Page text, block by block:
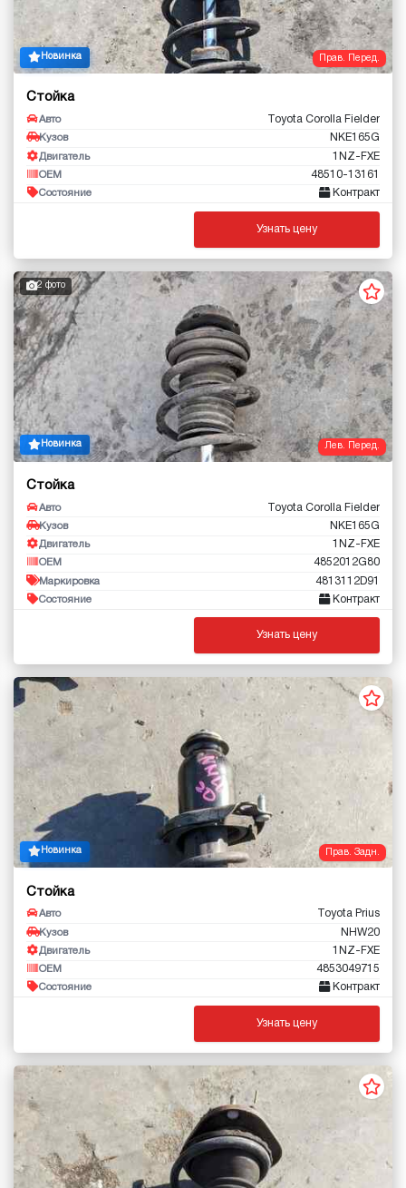
Прав. Перед.
Новинка
Стойка
Авто Toyota Corolla Fielder
Кузов NKE165G
Двигатель 1NZ-FXE
OEM 48510-13161
Состояние Контракт
Узнать цену
Лев. Перед.
2 фото
Новинка
Стойка
Авто Toyota Corolla Fielder
Кузов NKE165G
Двигатель 1NZ-FXE
OEM 4852012G80
Маркировка 4813112D91
Состояние Контракт
Узнать цену
Прав. Задн.
Новинка
Стойка
Авто Toyota Prius
Кузов NHW20
Двигатель 1NZ-FXE
OEM 4853049715
Состояние Контракт
Узнать цену